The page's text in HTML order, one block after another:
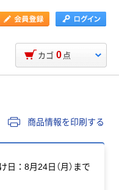
カゴ 0 点
商品情報を印刷する
日：8月24日（月）まで